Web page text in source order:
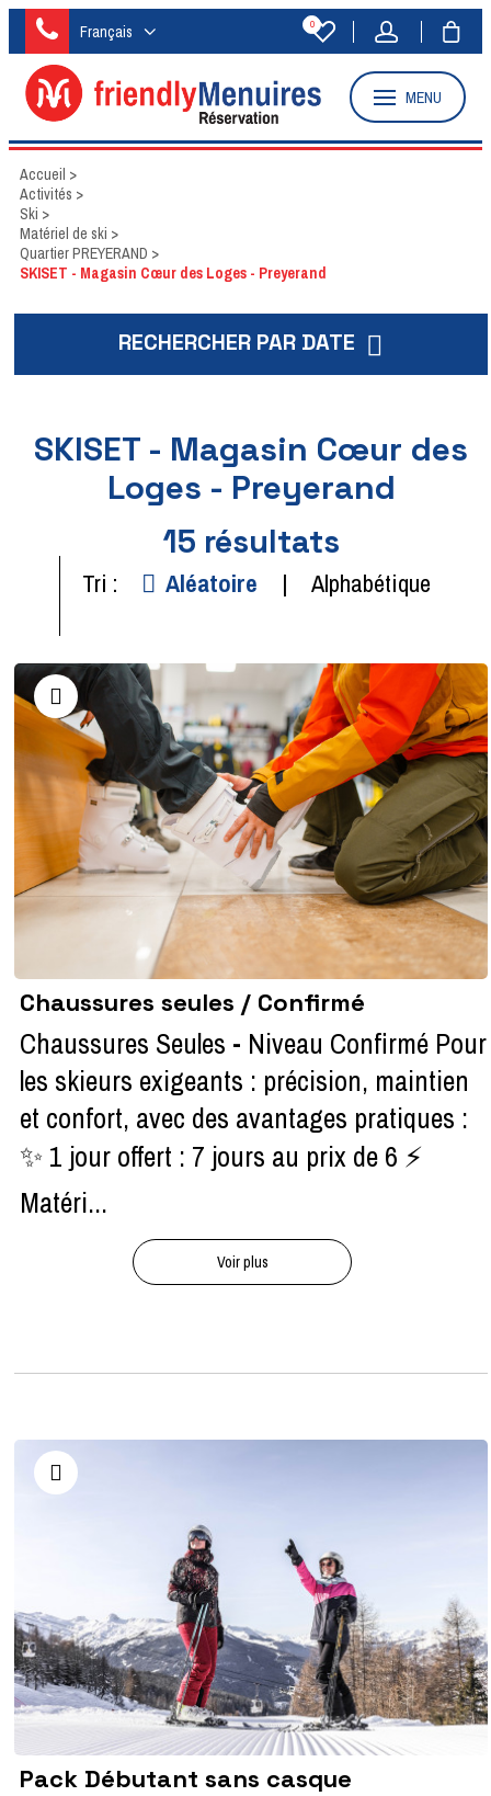
Français 0
MENU
Accueil >
Activités >
Ski >
Matériel de ski >
Quartier PREYERAND >
SKISET - Magasin Cœur des Loges - Preyerand
RECHERCHER PAR DATE
SKISET - Magasin Cœur des
Loges - Preyerand
15 résultats
Tri : Aléatoire Alphabétique
Chaussures seules / Confirmé
Chaussures Seules - Niveau Confirmé Pour
les skieurs exigeants : précision, maintien
et confort, avec des avantages pratiques :
✨ 1 jour offert : 7 jours au prix de 6 ⚡
Matéri...
Voir plus
Pack Débutant sans casque